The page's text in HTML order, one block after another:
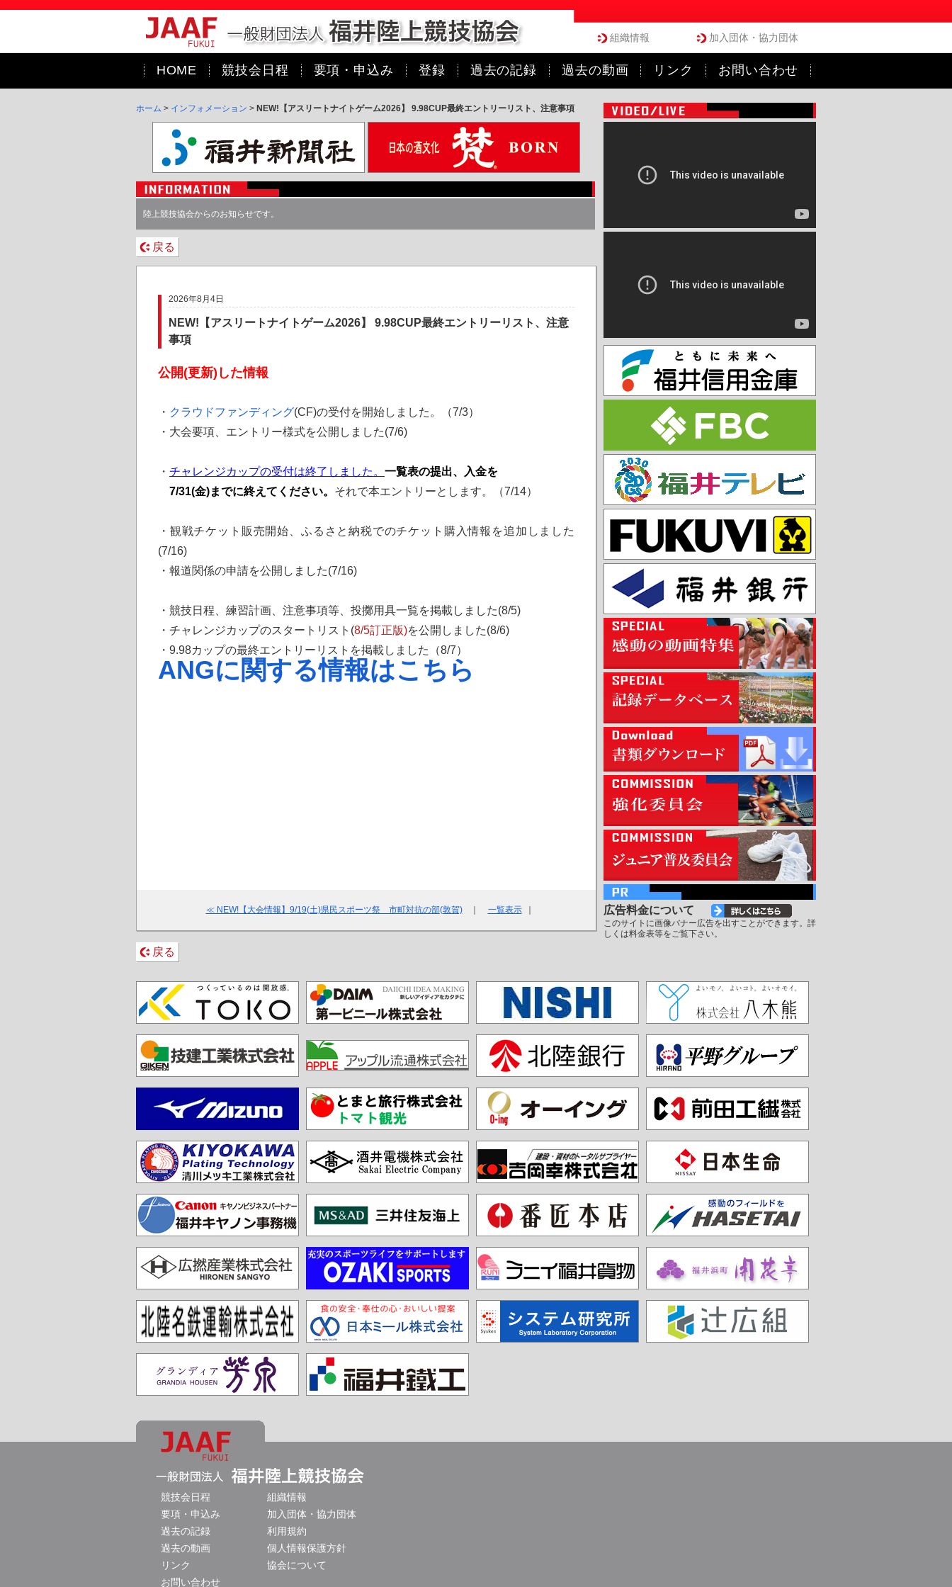
組織情報 加入団体・協力団体
HOME 競技会日程 要項・申込み 登録 過去の記録 過去の動画 リンク お問い合わせ
ホーム > インフォメーション > NEW!【アスリートナイトゲーム2026】 9.98CUP最終エントリーリスト、注意事項
陸上競技協会からのお知らせです。
戻る
2026年8月4日
NEW!【アスリートナイトゲーム2026】 9.98CUP最終エントリーリスト、注意
事項
公開(更新)した情報
・ クラウドファンディング(CF)の受付を開始しました。（7/3）
・大会要項、エントリー様式を公開しました(7/6)
・ チャレンジカップの受付は終了しました。 一覧表の提出、入金を
7/31(金)までに終えてください。 それで本エントリーとします。（7/14）
・観戦チケット販売開始、ふるさと納税でのチケット購入情報を追加しました
(7/16)
・報道関係の申請を公開しました(7/16)
・競技日程、練習計画、注意事項等、投擲用具一覧を掲載しました(8/5)
・ チャレンジカップのスタートリスト(8/5訂正版)を公開しました(8/6)
・ 9.98カップの最終エントリーリストを掲載しました（8/7）
ANGに関する情報はこちら
≪ NEW!【大会情報】9/19(土)県民スポーツ祭 市町対抗の部(敦賀) 一覧表示
戻る
広告料金について
このサイトに画像バナー広告を出すことができます。詳
しくは料金表等をご覧下さい。
競技会日程
要項・申込み
過去の記録
過去の動画
リンク
お問い合わせ
組織情報
加入団体・協力団体
利用規約
個人情報保護方針
協会について